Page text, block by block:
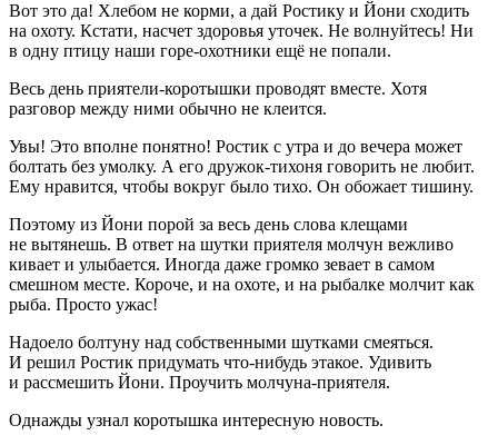
Вот это да! Хлебом не корми, а дай Ростику и Йони сходить
на охоту. Кстати, насчет здоровья уточек. Не волнуйтесь! Ни
в одну птицу наши горе-охотники ещё не попали.
Весь день приятели-коротышки проводят вместе. Хотя
разговор между ними обычно не клеится.
Увы! Это вполне понятно! Ростик с утра и до вечера может
болтать без умолку. А его дружок-тихоня говорить не любит.
Ему нравится, чтобы вокруг было тихо. Он обожает тишину.
Поэтому из Йони порой за весь день слова клещами
не вытянешь. В ответ на шутки приятеля молчун вежливо
кивает и улыбается. Иногда даже громко зевает в самом
смешном месте. Короче, и на охоте, и на рыбалке молчит как
рыба. Просто ужас!
Надоело болтуну над собственными шутками смеяться.
И решил Ростик придумать что-нибудь этакое. Удивить
и рассмешить Йони. Проучить молчуна-приятеля.
Однажды узнал коротышка интересную новость.